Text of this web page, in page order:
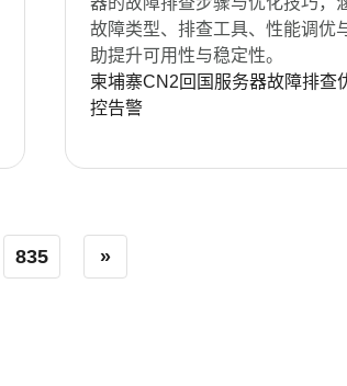
故障类型、排查工具、性能调优
助提升可用性与稳定性。
柬埔寨CN2回国服务器故障排查
控告警
835 »